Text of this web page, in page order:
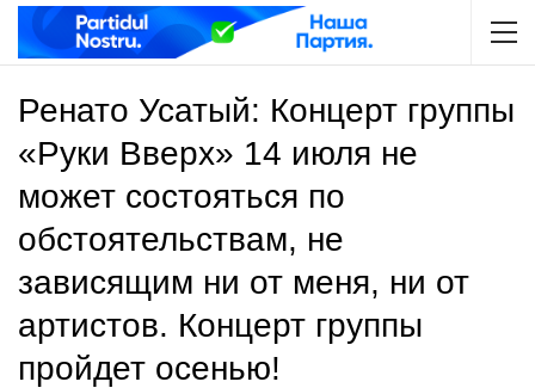
Ренато Усатый: Концерт группы
«Руки Вверх» 14 июля не
может состояться по
обстоятельствам, не
зависящим ни от меня, ни от
артистов. Концерт группы
пройдет осенью!